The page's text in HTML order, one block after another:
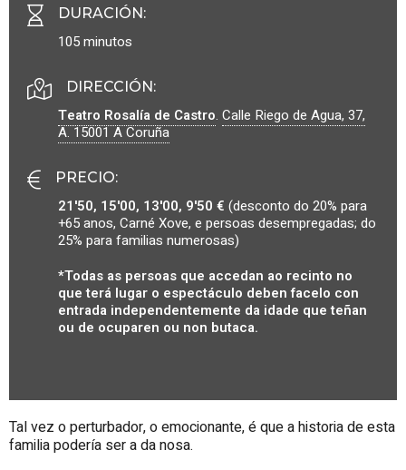
DURACIÓN:
105 minutos
DIRECCIÓN:
Teatro Rosalía de Castro. Calle Riego de Agua, 37,
A.15001A Coruña
PRECIO:
21'50, 15'00, 13'00, 9'50 € (desconto do 20% para
+65 anos, Carné Xove, e persoas desempregadas; do
25% para familias numerosas)
*Todas as persoas que accedan ao recinto no
que terá lugar o espectáculo deben facelo con
entrada independentemente da idade que teñan
ou de ocuparen ou non butaca.
Tal vez o perturbador, o emocionante, é que a historia de esta
familia podería ser a da nosa.